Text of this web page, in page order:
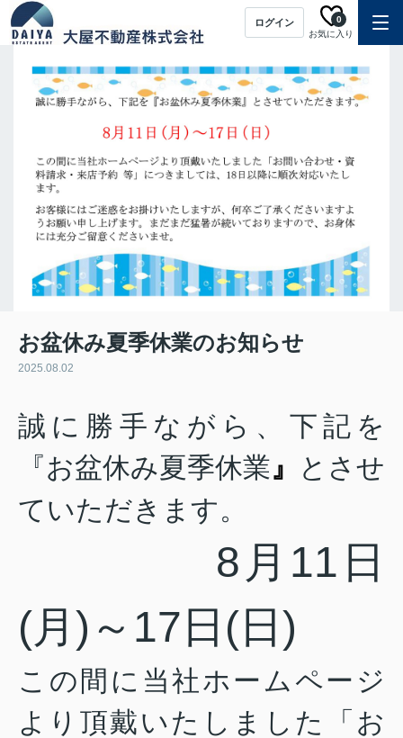
ログイン
お気に入り
0
お盆休み夏季休業のお知らせ
2025.08.02
誠に勝手ながら、下記を
『お盆休み夏季休業』
とさせ
ていただきます。
8 月 11 日
(月 ) ～ 17 日 ( 日 )
この間に当社ホームページ
より頂戴いたしました「お